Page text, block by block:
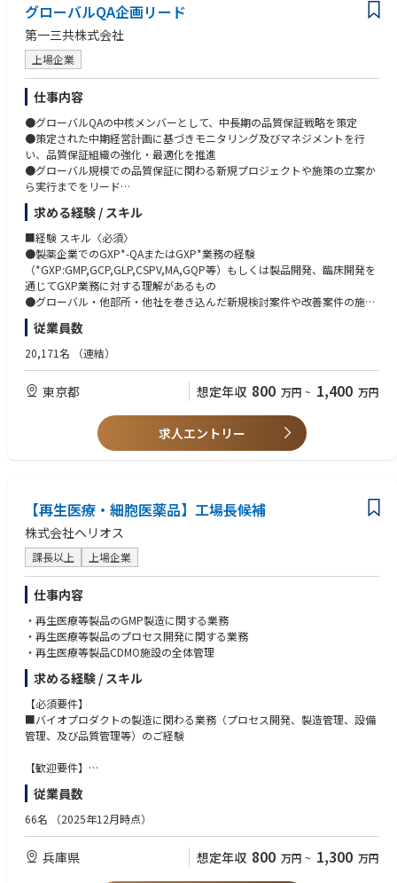
arly clinical development strategy.
■Accountabilities
Clinical Development Leadership
Represents the specific Therapeutic Area on International Multidisciplinar
y Core Teams and takes clinical development responsibility for assigned
projects, including:
・Definition of Target Product Profiles (TPP)
・Clinical Development Plans (CDP)
・Pediatric Investigational Plans (PIP)
・Core Clinical Trial Protocols
・Input to Project Analysis and Data Management Plans
・Investigator's Brochure
・Medical input to Company Core Data Sheet
・Annual Safety Reports / IND Safety Reports
・Preparation for key milestones:
・Start of Development
・Proof of Clinical Principle (PoCP)
・Release of Full Development
■Related Performance Indicators
・Provides medical oversight throughout protocol development, study c
・Responsible for continuous benefit-risk assessment.
・Contributes to submission strategy and regulatory filings.
・Addresses safety issues.
Serves as Chairperson of the Global Early Clinical Development (ECD) Tea
m and/or Medical Sub-Team (MST), depending on project stage.
Responsibilities include:
Proposing team members together with the (Associate) Therapeutic Area
Head.
Representing ECD/MST on:
・Core Team
・Therapeutic Area Leadership Committee (TALC)
・Clinical Expert Committee (CEC)
・Human Pharma Steering Committee (HPSC)
Additional activities:
・Oversees interactions with:
External experts
Advisory boards
Adjudication committees
Safety Data Monitoring Boards
・Reviews and approves publications related to the project in collaborat
ion with the Medical Head.
・Identifies studies that should be conducted.
■Required Capabilities (Skills, Experience, Competencies)
PhD or MD preferred (specialist in a Therapeutic Area or equivalent) with s
trong clinical expertise.
Up to 3 years of pharmaceutical industry experience preferred.
Successful track record in planning, conducting, and publishing basic sci
ence and/or clinical research.
Strong medical and scientific leadership ability to drive high-priority proj
ects across global matrix teams, regional BI counterparts, and external p
artners.
Ability to act with composure and resilience under pressure.
Strong project management skills.
Experience interacting with regulatory authorities, international societies,
and other key stakeholders.
Strong communication and presentation skills.
Excellent cross-functional collaboration skills and ability to work effectiv
ely in virtual teams.
Ability to establish strong partnerships with top external experts, nationa
l/international societies, and other stakeholders.
Ability to engage in advanced scientific knowledge exchange.
Fluency in both Japanese and English.
グローバルQA企画リード
第一三共株式会社
上場企業
仕事内容
●グローバルQAの中核メンバーとして、中長期の品質保証戦略を策定
●策定された中期経営計画に基づきモニタリング及びマネジメントを行
い、品質保証組織の強化・最適化を推進
●グローバル規模での品質保証に関わる新規プロジェクトや施策の立案か
ら実行までをリード
●国内外のグループ会社や関連部門と連携し、横断的な課題解決やプロセ
ス改革を推進
●経営層やステークホルダーと緊密に連携し、戦略に沿った品質保証体制
の構築に貢献
≪入社後のキャリアパス≫
ジェクトのリードを担当し、QA企画職のリーダーへの育成
●強みと適性を見据え、主要QA機能のGlobal Lead/Head、海外駐在、幹
部職への登用、薬事・サプライチェーン等の他部門への活躍の場への発展
求める経験 / スキル
■経験 スキル〈必須〉
●製薬企業でのGXP*-QAまたはGXP*業務の経験
（*GXP:GMP,GCP,GLP,CSPV,MA,GQP等）もしくは製品開発、臨床開発を
通じてGXP業務に対する理解があるもの
●グローバル・他部所・他社を巻き込んだ新規検討案件や改善案件の施策
立案及びプロジェクトリードの経験
●英語力（英語での会議において、適切に応答し、自分の発言が理解・納
得されるレベル）
し、価値創造を行った経験
■経験 スキル〈尚可〉
●ITツールの開発もしくはAI等の活用による業務効率改善の経験
従業員数
20,171名 （連結）
東京都 想定年収 800 万円 ~ 1,400 万円
求人エントリー
【再生医療・細胞医薬品】工場長候補
株式会社ヘリオス
課長以上 上場企業
仕事内容
・再生医療等製品のGMP製造に関する業務
・再生医療等製品のプロセス開発に関する業務
・再生医療等製品CDMO施設の全体管理
求める経験 / スキル
【必須要件】
■バイオプロダクトの製造に関わる業務（プロセス開発、製造管理、設備
管理、及び品質管理等）のご経験
【歓迎要件】
■医薬品メーカーでの設備導入または設備保全のご経験
■再生医療等製品のプロセス開発、製造、設備保全のご経験
■医薬品若しくは再生医療等製品製造における製造管理者のご経験
【人物像】
・物事を柔軟に考えられるフレキシビリティがある方
・開発/研究/生産部門及び外部の提携先との調整がスムーズにでき、課題
従業員数
66名 （2025年12月時点）
兵庫県 想定年収 800 万円 ~ 1,300 万円